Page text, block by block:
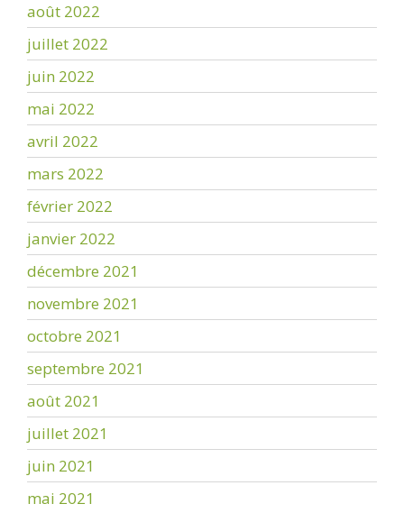
août 2022
juillet 2022
juin 2022
mai 2022
avril 2022
mars 2022
février 2022
janvier 2022
décembre 2021
novembre 2021
octobre 2021
septembre 2021
août 2021
juillet 2021
juin 2021
mai 2021